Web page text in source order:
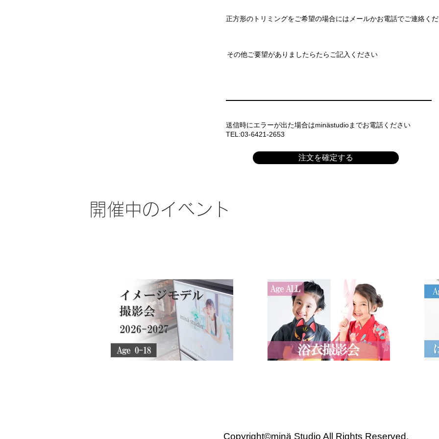
正方形のトリミングをご希望の場合にはメールかお電話でご連絡く
その他ご要望がありましたらたらご記入ください
​送信時にエラーが出た場合はminästudioまでお電話ください
​TEL:03-6421-2653
注文を確定する
開催中のイベント
Copyright©minä Studio All Rights Reserved.